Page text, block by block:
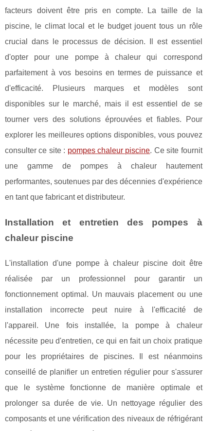
facteurs doivent être pris en compte. La taille de la
piscine, le climat local et le budget jouent tous un rôle
crucial dans le processus de décision. Il est essentiel
d'opter pour une pompe à chaleur qui correspond
parfaitement à vos besoins en termes de puissance et
d'efficacité. Plusieurs marques et modèles sont
disponibles sur le marché, mais il est essentiel de se
tourner vers des solutions éprouvées et fiables. Pour
explorer les meilleures options disponibles, vous pouvez
consulter ce site : pompes chaleur piscine. Ce site fournit
une gamme de pompes à chaleur hautement
performantes, soutenues par des décennies d'expérience
en tant que fabricant et distributeur.
Installation et entretien des pompes à
chaleur piscine
L'installation d'une pompe à chaleur piscine doit être
réalisée par un professionnel pour garantir un
fonctionnement optimal. Un mauvais placement ou une
installation incorrecte peut nuire à l'efficacité de
l'appareil. Une fois installée, la pompe à chaleur
nécessite peu d'entretien, ce qui en fait un choix pratique
pour les propriétaires de piscines. Il est néanmoins
conseillé de planifier un entretien régulier pour s'assurer
que le système fonctionne de manière optimale et
prolonger sa durée de vie. Un nettoyage régulier des
composants et une vérification des niveaux de réfrigérant